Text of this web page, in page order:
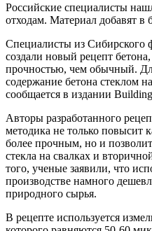
Российские специалисты
отходам. Материал добавят в
Специалисты из Сибирского
создали новый рецепт
прочностью, чем обычный.
содержание бетона стеклом
сообщается в издании
Авторы разработанного
методика не только повысит
более прочным, но и
стекла на свалках и
того, ученые заявили, что
производстве намного
природного сырья.
В рецепте используется